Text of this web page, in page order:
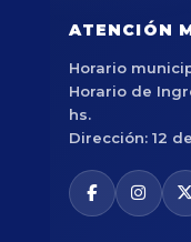
ATENCIÓN
Horario
Horario de
hs.
Dirección: 12